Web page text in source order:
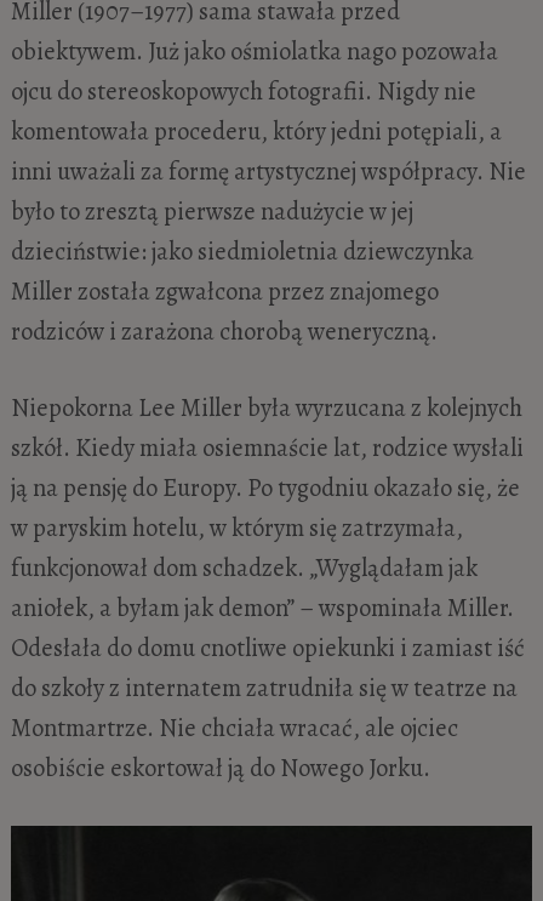
Miller (1907–1977) sama stawała przed
obiektywem. Już jako ośmiolatka nago pozowała
ojcu do stereoskopowych fotografii. Nigdy nie
komentowała procederu, który jedni potępiali, a
inni uważali za formę artystycznej współpracy. Nie
było to zresztą pierwsze nadużycie w jej
dzieciństwie: jako siedmioletnia dziewczynka
Miller została zgwałcona przez znajomego
rodziców i zarażona chorobą weneryczną.
Niepokorna Lee Miller była wyrzucana z kolejnych
szkół. Kiedy miała osiemnaście lat, rodzice wysłali
ją na pensję do Europy. Po tygodniu okazało się, że
w paryskim hotelu, w którym się zatrzymała,
funkcjonował dom schadzek. „Wyglądałam jak
aniołek, a byłam jak demon” – wspominała Miller.
Odesłała do domu cnotliwe opiekunki i zamiast iść
do szkoły z internatem zatrudniła się w teatrze na
Montmartrze. Nie chciała wracać, ale ojciec
osobiście eskortował ją do Nowego Jorku.